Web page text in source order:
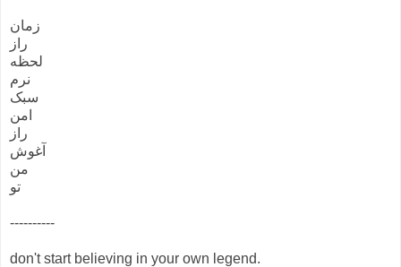
زمان
راز
لحظه
نرم
سبک
امن
راز
آغوش
من
تو
----------
don't start believing in your own legend.